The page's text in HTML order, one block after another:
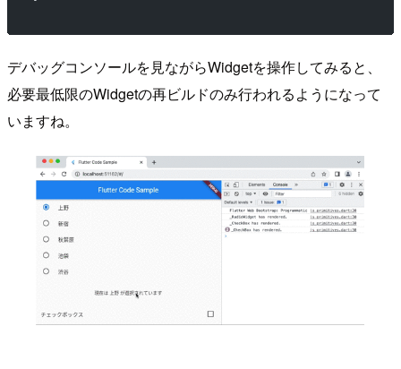
デバッグコンソールを見ながらWidgetを操作してみると、
必要最低限のWidgetの再ビルドのみ行われるようになって
いますね。